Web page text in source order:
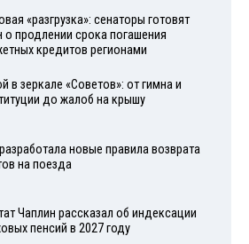
«разгрузка»: сенаторы готовят
о продлении срока погашения
кредитов регионами
в зеркале «Советов»: от гимна и
до жалоб на крышу
новые правила возврата
на поезда
Чаплин рассказал об индексации
пенсий в 2027 году